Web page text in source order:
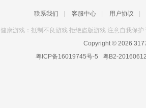
联系我们 客服中心 用户协议
健康游戏：抵制不良游戏 拒绝盗版游戏 注意自我保
Copyright © 2026
粤ICP备16019745号-5 粤B2-